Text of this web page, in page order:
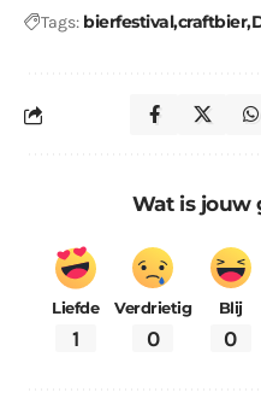
Tags: bierfestivalcraftbier
Wat is jouw
Liefde
1
Verdrietig
0
Blij
0